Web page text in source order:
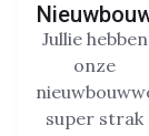
Jullie hebben
onze
super strak